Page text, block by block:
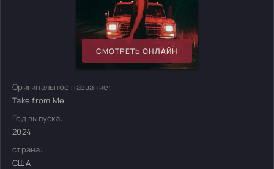
СМОТРЕТЬ ОНЛАЙН
Оригинальное название:
Take from Me
Год выпуска:
2024
страна:
США